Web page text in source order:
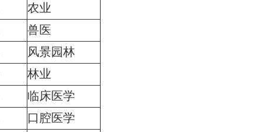
农业
兽医
风景园林
林业
临床医学
口腔医学